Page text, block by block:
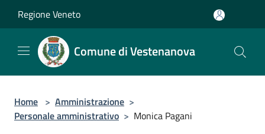
Regione Veneto
Comune di Vestenanova
Home > Amministrazione >
Personale amministrativo > Monica Pagani